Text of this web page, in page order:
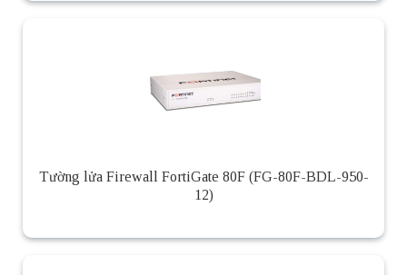
Tường lửa Firewall FortiGate 80F (FG-80F-BDL-950-
12)